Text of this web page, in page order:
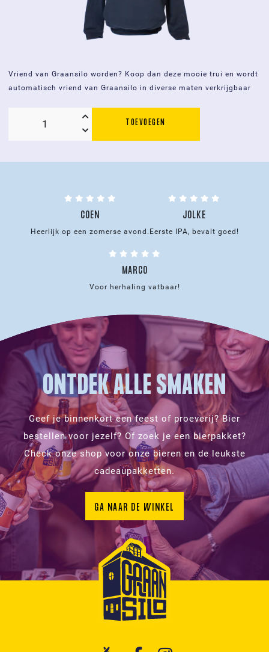
Vriend van Graansilo worden? Koop dan deze mooie trui en wordt
automatisch vriend van Graansilo in diverse maten verkrijgbaar
TOEVOEGEN
COEN
Heerlijk op een zomerse avond.
JOLKE
Eerste IPA, bevalt goed!
MARCO
Voor herhaling vatbaar!
ONTDEK ALLE SMAKEN
Geef je binnenkort een feest of proeverij? Bier
bestellen voor jezelf? Of zoek je een bierpakket?
Check onze shop voor onze bieren en de leukste
cadeaupakketten.
GA NAAR DE WINKEL